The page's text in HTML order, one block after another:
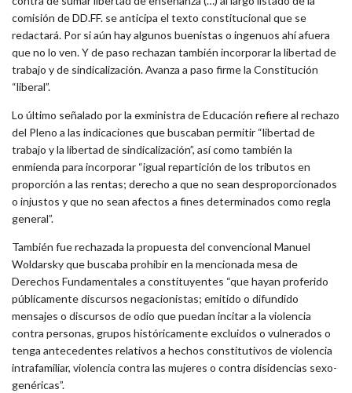
comisión de DD.FF. se anticipa el texto constitucional que se
redactará. Por si aún hay algunos buenistas o ingenuos ahí afuera
que no lo ven. Y de paso rechazan también incorporar la libertad de
trabajo y de sindicalización. Avanza a paso firme la Constitución
“liberal”.
Lo último señalado por la exministra de Educación refiere al rechazo
del Pleno a las indicaciones que buscaban permitir “libertad de
trabajo y la libertad de sindicalización”, así como también la
enmienda para incorporar “igual repartición de los tributos en
proporción a las rentas; derecho a que no sean desproporcionados
o injustos y que no sean afectos a fines determinados como regla
general”.
También fue rechazada la propuesta del convencional Manuel
Woldarsky que buscaba prohibir en la mencionada mesa de
Derechos Fundamentales a constituyentes “que hayan proferido
públicamente discursos negacionistas; emitido o difundido
mensajes o discursos de odio que puedan incitar a la violencia
contra personas, grupos históricamente excluidos o vulnerados o
tenga antecedentes relativos a hechos constitutivos de violencia
intrafamiliar, violencia contra las mujeres o contra disidencias sexo-
genéricas”.